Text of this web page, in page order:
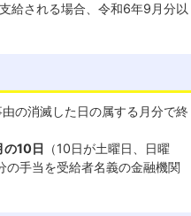
給される場合、令和6年9月分以
の消滅した日の属する月分で終
10日
（10日が土曜日、日曜
の手当を受給者名義の金融機関